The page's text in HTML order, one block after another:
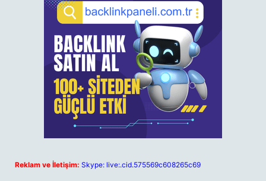
Reklam ve İletişim: Skype: live:.cid.575569c608265c69